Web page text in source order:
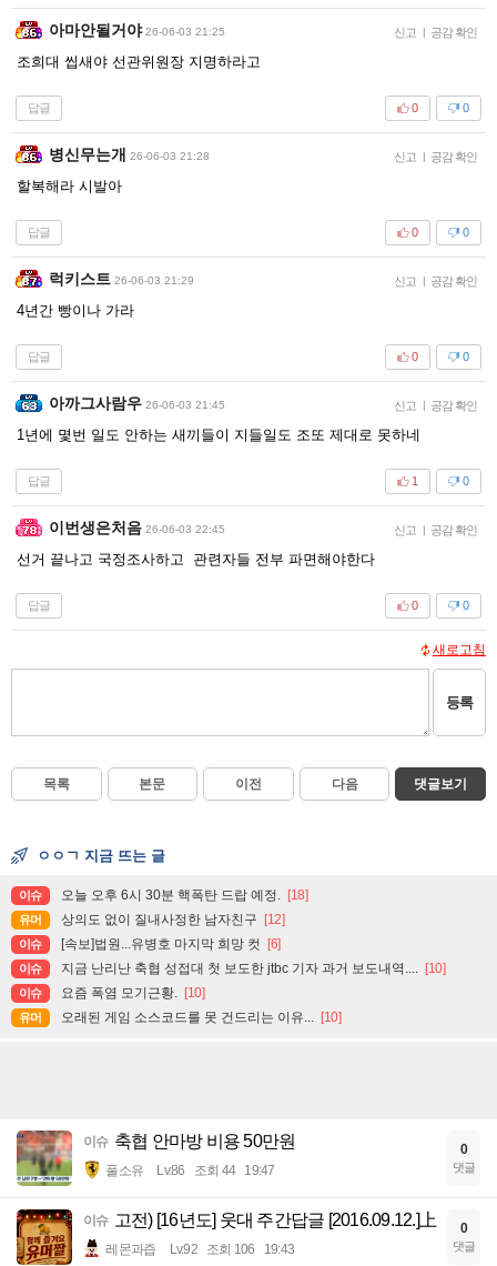
아마안될거야 26-06-03 21:25 신고 | 공감 확인
조희대 씹새야 선관위원장 지명하라고
답글 0
0
병신무는개 26-06-03 21:28 신고 | 공감 확인
할복해라 시발아
답글 0
0
럭키스트 26-06-03 21:29 신고 | 공감 확인
4년간 빵이나 가라
답글 0
0
아까그사람우 26-06-03 21:45 신고 | 공감 확인
1년에 몇번 일도 안하는 새끼들이 지들일도 조또 제대로 못하네
답글 0
1
이번생은처음 26-06-03 22:45 신고 | 공감 확인
선거 끝나고 국정조사하고 관련자들 전부 파면해야한다
답글 0
0
새로고침
등록
목록 본문 이전 다음 댓글보기
ㅇㅇㄱ 지금 뜨는 글
이슈 오늘 오후 6시 30분 핵폭탄 드랍 예정. [18]
유머 상의도 없이 질내사정한 남자친구 [12]
이슈 [속보]법원...유병호 마지막 희망 컷 [6]
이슈 지금 난리난 축협 성접대 첫 보도한 jtbc 기자 과거 보도내역.... [10]
이슈 요즘 폭염 모기근황. [10]
유머 오래된 게임 소스코드를 못 건드리는 이유... [10]
이슈 축협 안마방 비용 50만원
풀소유 Lv.86 조회 44 19:47
0
댓글
이슈 고전) [16년도] 웃대 주간답글 [2016.09.12.]上
레몬과즙 Lv.92 조회 106 19:43
0
댓글